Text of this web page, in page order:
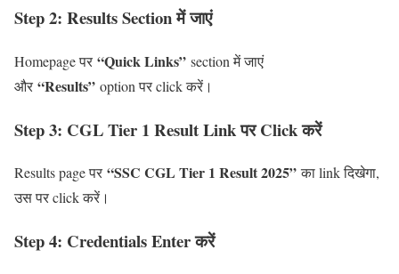
Step 2: Results Section में जाएं
Homepage पर “Quick Links” section में जाएं
और “Results” option पर click करें।
Step 3: CGL Tier 1 Result Link पर Click करें
Results page पर “SSC CGL Tier 1 Result 2025”का link दिखेगा,
उस पर click करें।
Step 4: Credentials Enter करें